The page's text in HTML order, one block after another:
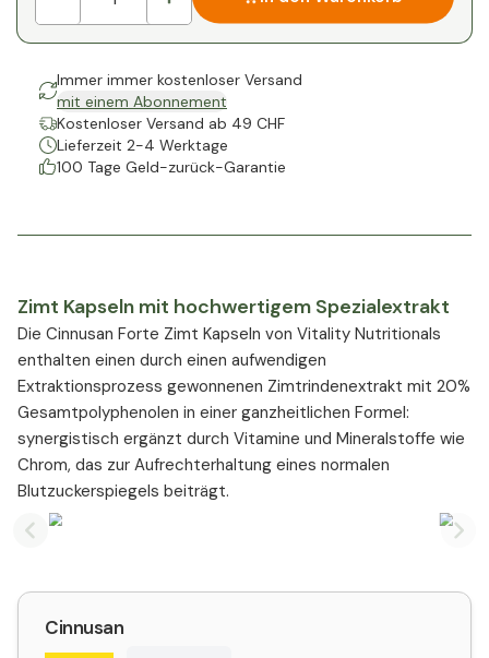
Immer immer kostenloser Versand
mit einem Abonnement
Kostenloser Versand ab 49 CHF
Lieferzeit 2-4 Werktage
100 Tage Geld-zurück-Garantie
Zimt Kapseln mit hochwertigem Spezialextrakt
Die Cinnusan Forte Zimt Kapseln von Vitality Nutritionals
enthalten einen durch einen aufwendigen
Extraktionsprozess gewonnenen Zimtrindenextrakt mit 20%
Gesamtpolyphenolen in einer ganzheitlichen Formel:
synergistisch ergänzt durch Vitamine und Mineralstoffe wie
Chrom, das zur Aufrechterhaltung eines normalen
Blutzuckerspiegels beiträgt.
Previous slide
Cinnusan